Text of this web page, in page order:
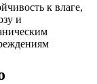
к влаге,
и